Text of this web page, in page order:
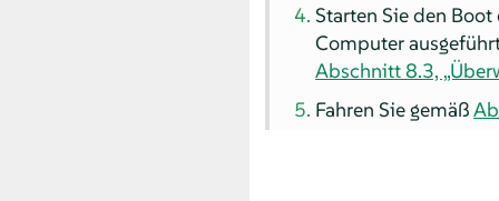
Starten Sie den
Computer
Abschnitt 8.3,
Fahren Sie gemäß